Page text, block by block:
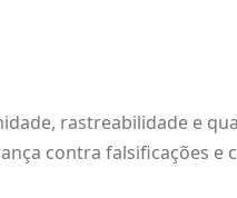
rastreabilidade e
contra falsificações e